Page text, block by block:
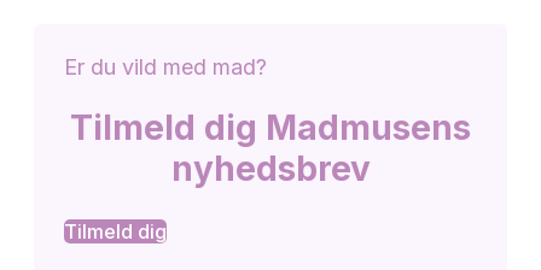
Er du vild med mad?
Tilmeld dig Madmusens
nyhedsbrev
Tilmeld dig